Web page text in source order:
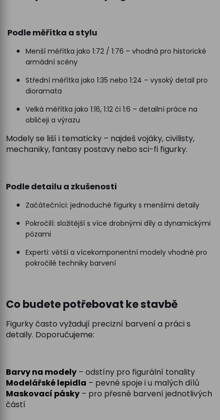
Podle měřítka a stylu
Menší měřítka jako 1:72 / 1:76 – vhodná pro historické
armádní scény
Střední měřítka jako 1:35 nebo 1:24 – vysoký detail pro
dioramata
Velká měřítka jako 1:16, 1:12 či 1:6 – detailní práce na
obličeji a výrazu
Modely se liší i tematicky – najdeš vojáky, civilisty,
mechaniky, fantasy postavy nebo sci-fi figurky.
Podle detailu a zkušenosti
Začátečníci: jednoduché figurky s menšími detaily
Pokročilí: složitější s více drobnými díly a dynamickými
pózami
Experti: větší a vícekomponentní modely vhodné pro
pokročilé techniky barvení
Co budete potřebovat ke stavbě
Figurky často vyžadují precizní barvení a práci s
detaily. Doporučujeme:
Barvy na modely – odstíny pro figurální tonality
Modelářské lepidla – pevné spoje i u malých dílů
Maskovací pásky – pro přesné barvení jednotlivých
částí